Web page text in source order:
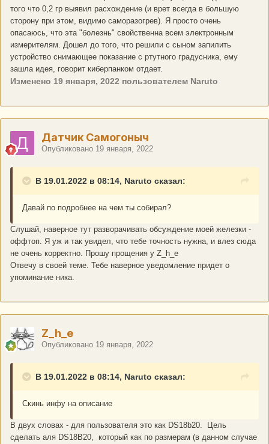
того что 0,2 гр выявил расхождение (и врет всегда в большую
сторону при этом, видимо саморазогрев). Я просто очень
опасаюсь, что эта "болезнь" свойственна всем электронным
измерителям. Дошел до того, что решили с сыном запилить
устройство снимающее показание с ртутного градусника, ему
зашла идея, говорит киберпанком отдает.
Изменено 19 января, 2022 пользователем Naruto
Датчик Самогоныч
Опубликовано 19 января, 2022
В 19.01.2022 в 08:14, Naruto сказал:
Давай по подробнее на чем ты собирал?
Слушай, наверное тут разворачивать обсуждение моей железки -
оффтоп. Я уж и так увидел, что тебе точность нужна, и влез сюда
не очень корректно. Прошу прощения у Z_h_e
Отвечу в своей теме. Тебе наверное уведомление придет о
упоминание ника.
Z_h_e
Опубликовано 19 января, 2022
В 19.01.2022 в 08:14, Naruto сказал:
Скинь инфу на описание
В двух словах - для пользователя это как DS18b20. Цель
сделать аля DS18B20, который как по размерам (в данном случае